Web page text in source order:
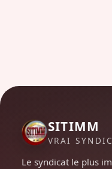
SITIMM
VRAI
Le syndicat le plus